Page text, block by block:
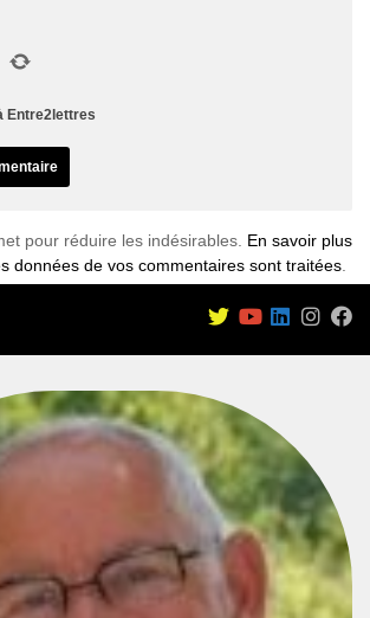
Entre2lettres
pour réduire les indésirables. En savoir plus
données de vos commentaires sont traitées